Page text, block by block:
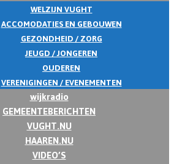
WELZIJN VUGHT
ACCOMODATIES EN GEBOUWEN
GEZONDHEID / ZORG
JEUGD / JONGEREN
OUDEREN
VERENIGINGEN / EVENEMENTEN
wijkradio
GEMEENTEBERICHTEN
VUGHT.NU
HAAREN.NU
VIDEO’S